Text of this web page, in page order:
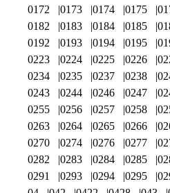
0172
0173 0174 0175
0182
0183 0184 0185
0192
0193 0194 0195
0223
0224 0225 0226
0234
0235 0237 0238
0243
0244 0246 0247
0255
0256 0257 0258
0263
0264 0265 0266
0270
0274 0276 0277
0282
0283 0284 0285
0291
0293 0294 0295